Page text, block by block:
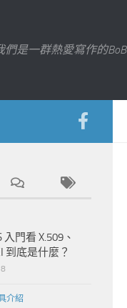
們是一群熱愛寫作的BoB
入門看 X.509、
到底是什麼？
介紹